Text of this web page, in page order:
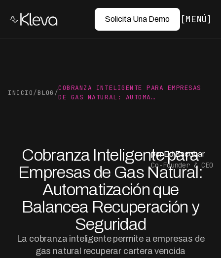
Solicita Una Demo MENÚ
INICIO/BLOG /
COBRANZA INTELIGENTE PARA EMPRESAS
DE GAS NATURAL: AUTOMA…
Cobranza Inteligente para
Empresas de Gas Natural:
Automatización que
Balancea Recuperación y
Seguridad
La cobranza inteligente permite a empresas de
gas natural recuperar cartera vencida
por Ed Escobar
Co-Founder & CEO